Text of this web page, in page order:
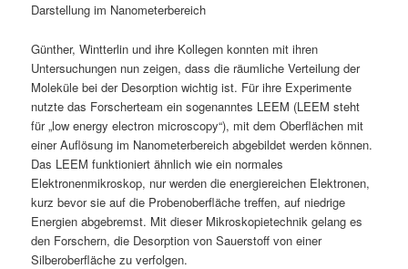
Darstellung im Nanometerbereich
Günther, Wintterlin und ihre Kollegen konnten mit ihren
Untersuchungen nun zeigen, dass die räumliche Verteilung der
Moleküle bei der Desorption wichtig ist. Für ihre Experimente
nutzte das Forscherteam ein sogenanntes LEEM (LEEM steht
für „low energy electron microscopy“), mit dem Oberflächen mit
einer Auflösung im Nanometerbereich abgebildet werden können.
Das LEEM funktioniert ähnlich wie ein normales
Elektronenmikroskop, nur werden die energiereichen Elektronen,
kurz bevor sie auf die Probenoberfläche treffen, auf niedrige
Energien abgebremst. Mit dieser Mikroskopietechnik gelang es
den Forschern, die Desorption von Sauerstoff von einer
Silberoberfläche zu verfolgen.